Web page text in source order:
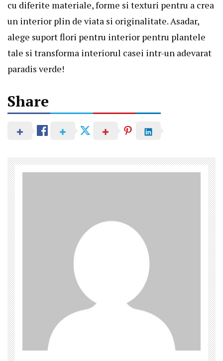
cu diferite materiale, forme si texturi pentru a crea
un interior plin de viata si originalitate. Asadar,
alege suport flori pentru interior pentru plantele
tale si transforma interiorul casei intr-un adevarat
paradis verde!
Share